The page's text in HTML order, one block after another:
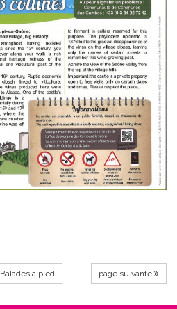
Balades à pied page suivante